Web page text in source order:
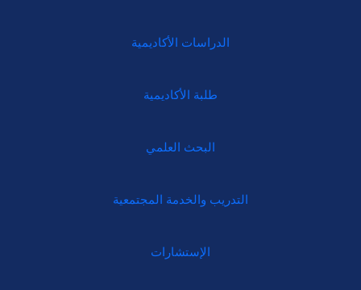
الدراسات الأكاديمية
طلبة الأكاديمية
البحث العلمي
التدريب والخدمة المجتمعية
الإستشارات